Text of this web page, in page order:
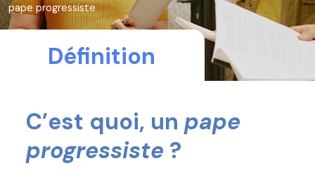
pape progressiste
Définition
C’est quoi, un pape
progressiste ?